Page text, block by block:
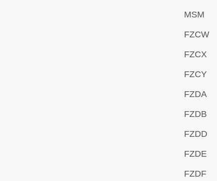
MSM
FZCW
FZCX
FZCY
FZDA
FZDB
FZDD
FZDE
FZDF